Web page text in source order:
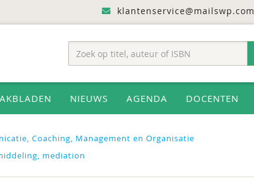
klantenservice@mailswp.com
NIEUWS AGENDA DOCENTEN
Coaching, Management en Organisatie
mediation